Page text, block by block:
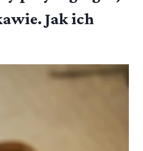
Jak ich